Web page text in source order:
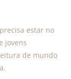
estar no
jovens
de mundo